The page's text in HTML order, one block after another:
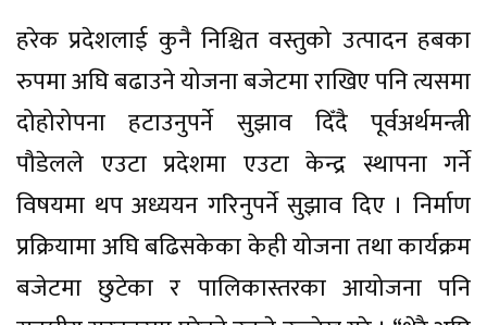
हरेक प्रदेशलाई कुनै निश्चित वस्तुको उत्पादन हबका
रुपमा अघि बढाउने योजना बजेटमा राखिए पनि त्यसमा
दोहोरोपना हटाउनुपर्ने सुझाव दिँदै पूर्वअर्थमन्त्री
पौडेलले एउटा प्रदेशमा एउटा केन्द्र स्थापना गर्ने
विषयमा थप अध्ययन गरिनुपर्ने सुझाव दिए । निर्माण
प्रक्रियामा अघि बढिसकेका केही योजना तथा कार्यक्रम
बजेटमा छुटेका र पालिकास्तरका आयोजना पनि